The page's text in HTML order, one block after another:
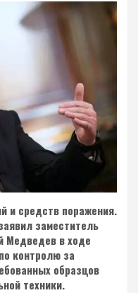
и средств поражения.
заместитель
Медведев в ходе
контролю за
образцов
техники​.